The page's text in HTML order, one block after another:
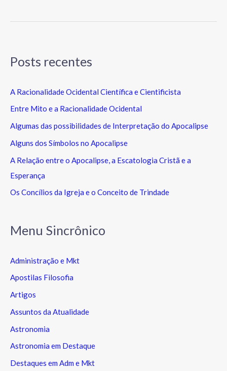
Posts recentes
A Racionalidade Ocidental Científica e Cientificista
Entre Mito e a Racionalidade Ocidental
Algumas das possibilidades de Interpretação do Apocalipse
Alguns dos Símbolos no Apocalipse
A Relação entre o Apocalipse, a Escatologia Cristã e a
Esperança
Os Concílios da Igreja e o Conceito de Trindade
Menu Sincrônico
Administração e Mkt
Apostilas Filosofia
Artigos
Assuntos da Atualidade
Astronomia
Astronomia em Destaque
Destaques em Adm e Mkt